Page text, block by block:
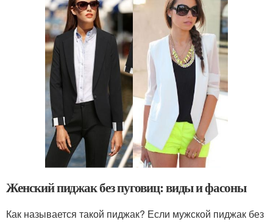
Женский пиджак без пуговиц: виды и фасоны
Как называется такой пиджак? Если мужской пиджак без